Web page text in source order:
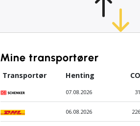
Mine transportører
Transportør Henting
07.08.2026
06.08.2026